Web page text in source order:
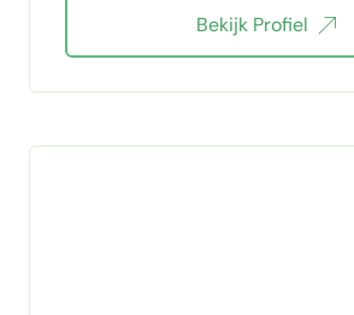
No-Code
Bekijk Profiel